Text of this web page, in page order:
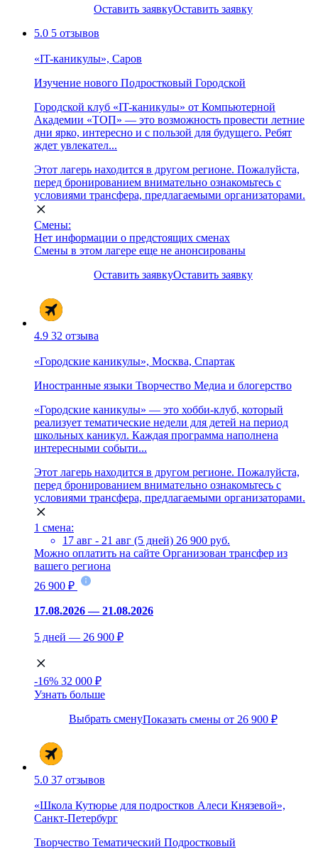
Оставить заявкуОставить заявку
5.0 5 отзывов
«IT-каникулы», Саров
Изучение нового Подростковый Городской
Городской клуб «IT-каникулы» от Компьютерной
Академии «ТОП» — это возможность провести летние
дни ярко, интересно и с пользой для будущего. Ребят
ждет увлекател...
Этот лагерь находится в другом регионе. Пожалуйста,
перед бронированием внимательно ознакомьтесь с
условиями трансфера, предлагаемыми организаторами.
Смены:
Нет информации о предстоящих сменах
Смены в этом лагере еще не анонсированы
Оставить заявкуОставить заявку
4.9 32 отзыва
«Городские каникулы», Москва, Спартак
Иностранные языки Творчество Медиа и блогерство
«Городские каникулы» — это хобби-клуб, который
реализует тематические недели для детей на период
школьных каникул. Каждая программа наполнена
интересными событи...
Этот лагерь находится в другом регионе. Пожалуйста,
перед бронированием внимательно ознакомьтесь с
условиями трансфера, предлагаемыми организаторами.
1 смена:
17 авг - 21 авг (5 дней) 26 900 руб.
Можно оплатить на сайте Организован трансфер из
вашего региона
26 900 ₽
17.08.2026 — 21.08.2026
5 дней — 26 900 ₽
-16% 32 000 ₽
Узнать больше
Выбрать сменуПоказать смены от 26 900 ₽
5.0 37 отзывов
«Школа Кутюрье для подростков Алеси Князевой»,
Санкт-Петербург
Творчество Тематический Подростковый